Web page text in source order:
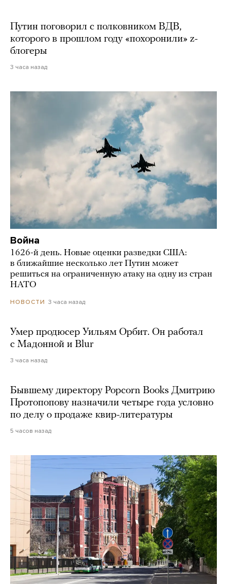
Путин поговорил с полковником ВДВ,
которого в прошлом году «похоронили» z-
блогеры
3 часа назад
Война
1626-й день. Новые оценки разведки США:
в ближайшие несколько лет Путин может
решиться на ограниченную атаку на одну из стран
НАТО
НОВОСТИ 3 часа назад
Умер продюсер Уильям Орбит. Он работал
с Мадонной и Blur
3 часа назад
Бывшему директору Popcorn Books Дмитрию
Протопопову назначили четыре года условно
по делу о продаже квир-литературы
5 часов назад